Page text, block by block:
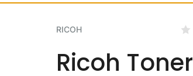
RICOH
Ricoh Toner